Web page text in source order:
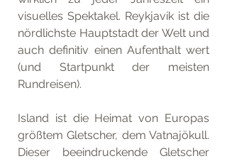
visuelles Spektakel. Reykjavik ist die
nördlichste Hauptstadt der Welt und
auch definitiv einen Aufenthalt wert
(und Startpunkt der meisten
Rundreisen).
Island ist die Heimat von Europas
größtem Gletscher, dem Vatnajökull.
Dieser beeindruckende Gletscher